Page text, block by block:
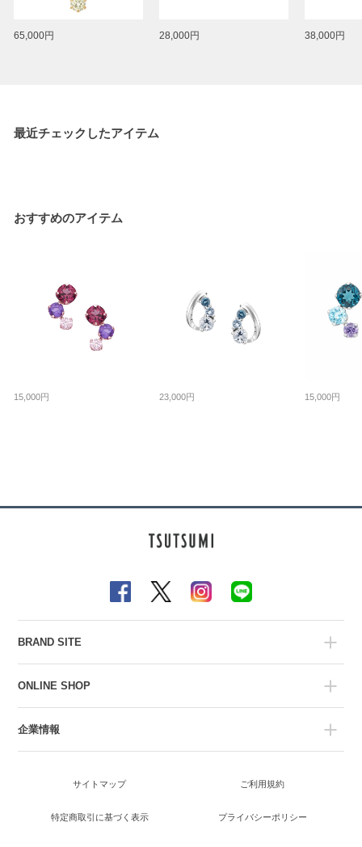
65,000円 28,000円 38,000円
最近チェックしたアイテム
おすすめのアイテム
15,000円 23,000円 15,000円
BRAND SITE
ONLINE SHOP
企業情報
サイトマップ ご利用規約
特定商取引に基づく表示 プライバシーポリシー